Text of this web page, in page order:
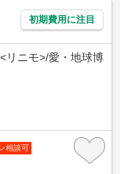
初期費用に注目
リニモ>/愛・地球博
相談可